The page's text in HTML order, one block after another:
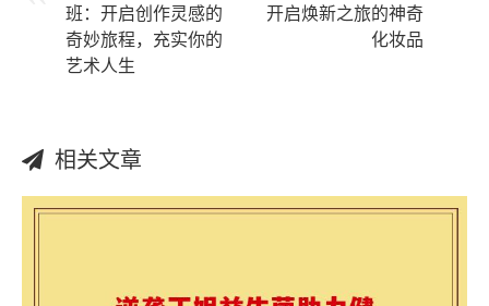
班：开启创作灵感的
奇妙旅程，充实你的
艺术人生
开启焕新之旅的神奇
化妆品
相关文章